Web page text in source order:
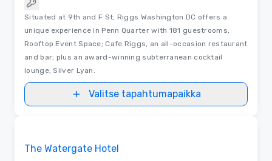
Situated at 9th and F St, Riggs Washington DC offers a
unique experience in Penn Quarter with 181 guestrooms,
Rooftop Event Space; Cafe Riggs, an all-occasion restaurant
and bar; plus an award-winning subterranean cocktail
lounge, Silver Lyan.
Valitse tapahtumapaikka
The Watergate Hotel